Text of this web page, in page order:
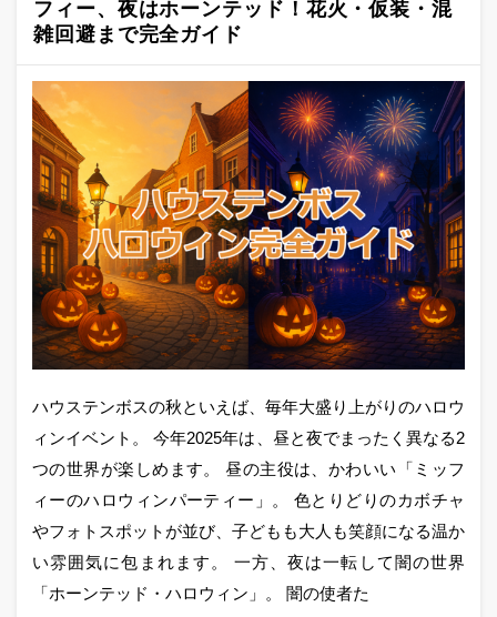
フィー、夜はホーンテッド！花火・仮装・混
雑回避まで完全ガイド
ハウステンボスの秋といえば、毎年大盛り上がりのハロウ
ィンイベント。 今年2025年は、昼と夜でまったく異なる2
つの世界が楽しめます。 昼の主役は、かわいい「ミッフ
ィーのハロウィンパーティー」。 色とりどりのカボチャ
やフォトスポットが並び、子どもも大人も笑顔になる温か
い雰囲気に包まれます。 一方、夜は一転して闇の世界
「ホーンテッド・ハロウィン」。 闇の使者た